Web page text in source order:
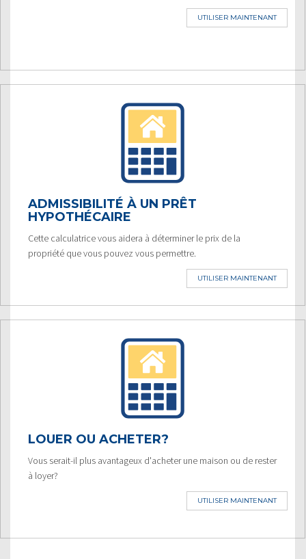
UTILISER MAINTENANT
ADMISSIBILITÉ À UN PRÊT
HYPOTHÉCAIRE
Cette calculatrice vous aidera à déterminer le prix de la
propriété que vous pouvez vous permettre.
UTILISER MAINTENANT
LOUER OU ACHETER?
Vous serait-il plus avantageux d'acheter une maison ou de rester
à loyer?
UTILISER MAINTENANT